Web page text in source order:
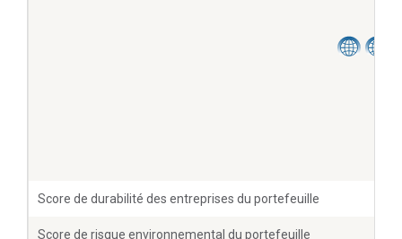
Score de durabilité des entreprises du portefeuille
Score de risque environnemental du portefeuille